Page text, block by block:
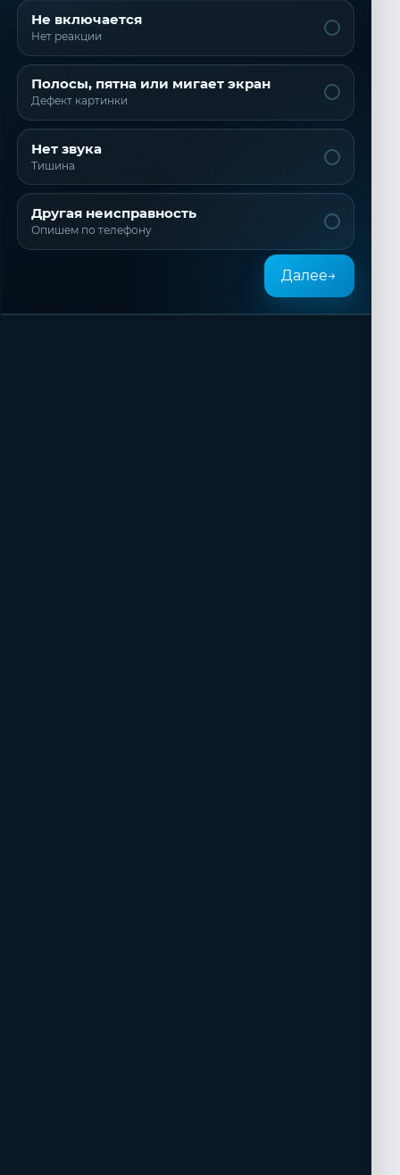
Не включается
Нет реакции
Полосы, пятна или мигает экран
Дефект картинки
Нет звука
Тишина
Другая неисправность
Опишем по телефону
Далее→